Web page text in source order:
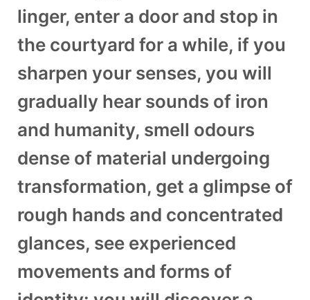
linger, enter a door and stop in
the courtyard for a while, if you
sharpen your senses, you will
gradually hear sounds of iron
and humanity, smell odours
dense of material undergoing
transformation, get a glimpse of
rough hands and concentrated
glances, see experienced
movements and forms of